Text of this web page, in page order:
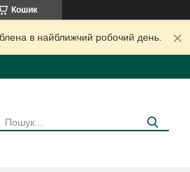
Кошик
в найближчий робочий день.